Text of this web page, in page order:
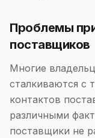
Проблемы
поставщиков
Многие
сталкиваются с
контактов
различными
поставщики не